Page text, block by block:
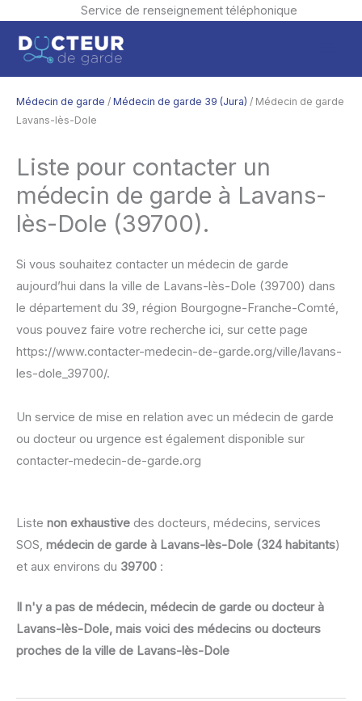
Service de renseignement téléphonique
contenu
Médecin de garde / Médecin de garde 39 (Jura) / Médecin de garde
Lavans-lès-Dole
Liste pour contacter un
médecin de garde à Lavans-
lès-Dole (39700).
Si vous souhaitez contacter un médecin de garde
aujourd’hui dans la ville de Lavans-lès-Dole (39700) dans
le département du 39, région Bourgogne-Franche-Comté,
vous pouvez faire votre recherche ici, sur cette page
https://www.contacter-medecin-de-garde.org/ville/lavans-
les-dole_39700/.
Un service de mise en relation avec un médecin de garde
ou docteur ou urgence est également disponible sur
contacter-medecin-de-garde.org
Liste non exhaustive des docteurs, médecins, services
SOS, médecin de garde à Lavans-lès-Dole (324 habitants)
et aux environs du 39700 :
Il n'y a pas de médecin, médecin de garde ou docteur à
Lavans-lès-Dole, mais voici des médecins ou docteurs
proches de la ville de Lavans-lès-Dole